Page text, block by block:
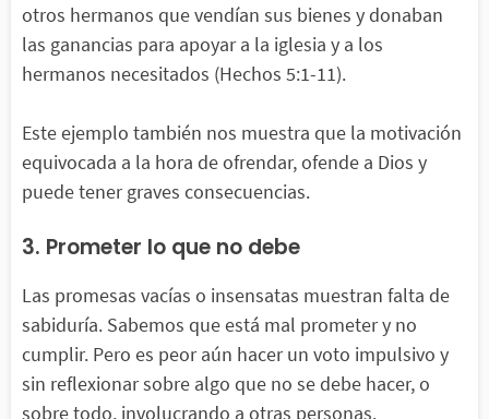
otros hermanos que vendían sus bienes y donaban
las ganancias para apoyar a la iglesia y a los
hermanos necesitados (Hechos 5:1-11).
Este ejemplo también nos muestra que la motivación
equivocada a la hora de ofrendar, ofende a Dios y
puede tener graves consecuencias.
3. Prometer lo que no debe
Las promesas vacías o insensatas muestran falta de
sabiduría. Sabemos que está mal prometer y no
cumplir. Pero es peor aún hacer un voto impulsivo y
sin reflexionar sobre algo que no se debe hacer, o
sobre todo, involucrando a otras personas.